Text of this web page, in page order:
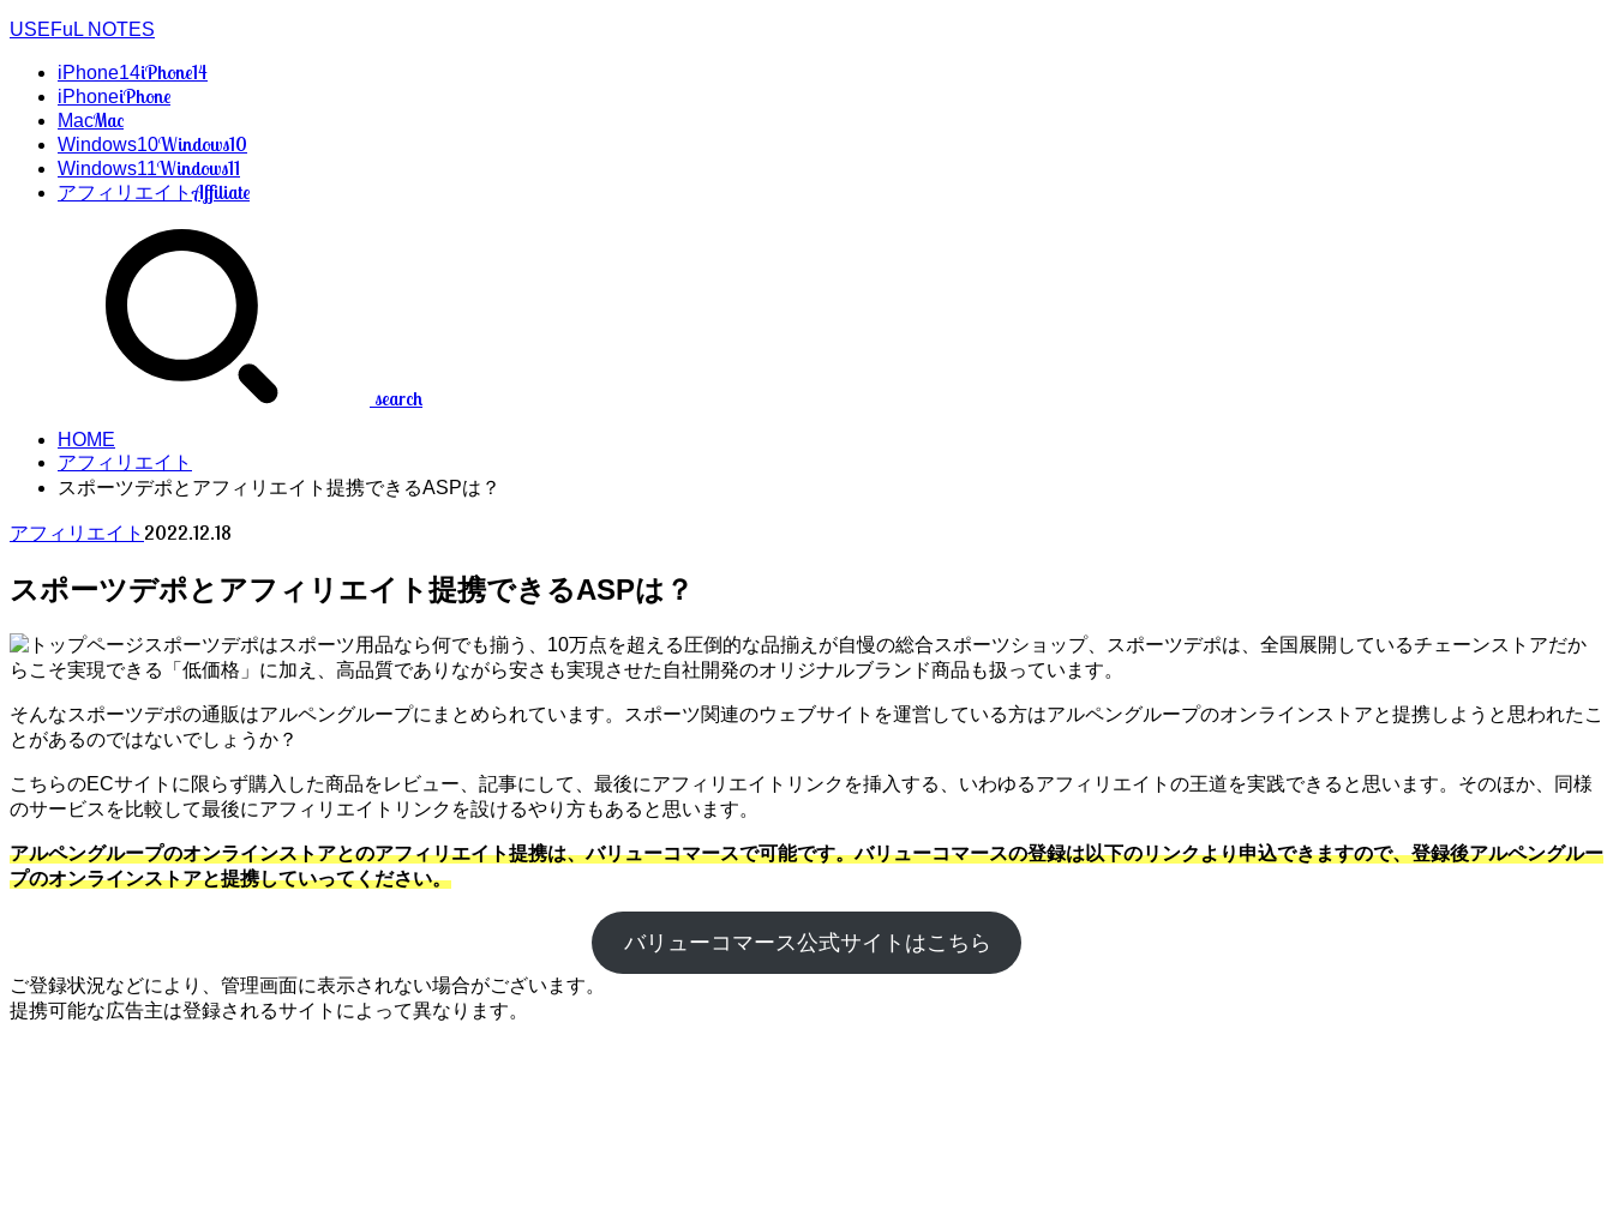
USEFuL NOTES
iPhone14iPhone14
iPhoneiPhone
MacMac
Windows10Windows10
Windows11Windows11
アフィリエイトAffiliate
search
HOME
アフィリエイト
スポーツデポとアフィリエイト提携できるASPは？
アフィリエイト 2022.12.18
スポーツデポとアフィリエイト提携できるASPは？
スポーツデポはスポーツ用品なら何でも揃う、10万点を超える圧倒的な品揃えが自慢の総合スポーツショップ、スポーツデポは、全国展開しているチェーンストアだか
らこそ実現できる「低価格」に加え、高品質でありながら安さも実現させた自社開発のオリジナルブランド商品も扱っています。
そんなスポーツデポの通販はアルペングループにまとめられています。スポーツ関連のウェブサイトを運営している方はアルペングループのオンラインストアと提携しようと思われたこ
とがあるのではないでしょうか？
こちらのECサイトに限らず購入した商品をレビュー、記事にして、最後にアフィリエイトリンクを挿入する、いわゆるアフィリエイトの王道を実践できると思います。そのほか、同様
のサービスを比較して最後にアフィリエイトリンクを設けるやり方もあると思います。
アルペングループのオンラインストアとのアフィリエイト提携は、バリューコマースで可能です。バリューコマースの登録は以下のリンクより申込できますので、登録後アルペングルー
プのオンラインストアと提携していってください。
バリューコマース公式サイトはこちら
ご登録状況などにより、管理画面に表示されない場合がございます。
提携可能な広告主は登録されるサイトによって異なります。